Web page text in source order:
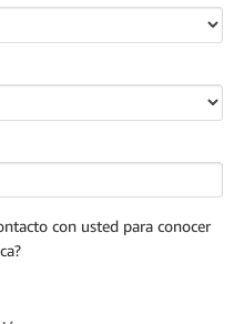
con usted para conocer